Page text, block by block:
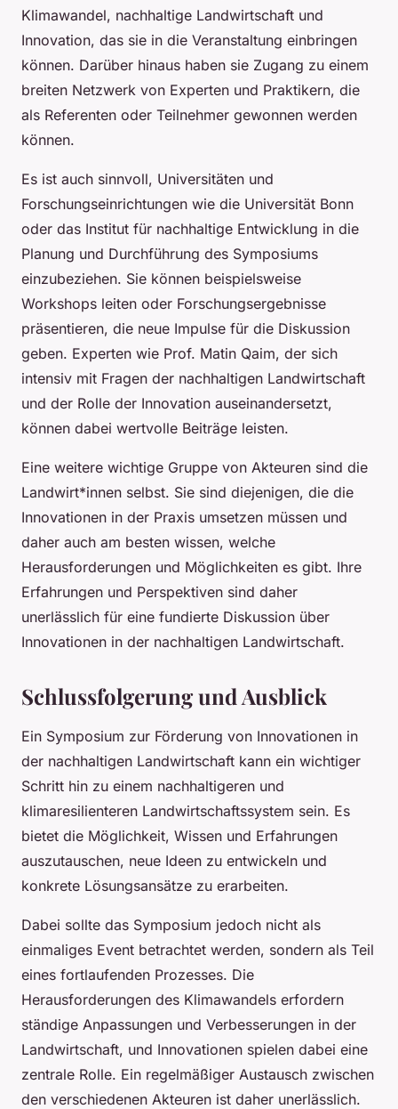
Klimawandel, nachhaltige Landwirtschaft und
Innovation, das sie in die Veranstaltung einbringen
können. Darüber hinaus haben sie Zugang zu einem
breiten Netzwerk von Experten und Praktikern, die
als Referenten oder Teilnehmer gewonnen werden
können.
Es ist auch sinnvoll, Universitäten und
Forschungseinrichtungen wie die Universität Bonn
oder das Institut für nachhaltige Entwicklung in die
Planung und Durchführung des Symposiums
einzubeziehen. Sie können beispielsweise
Workshops leiten oder Forschungsergebnisse
präsentieren, die neue Impulse für die Diskussion
geben. Experten wie Prof. Matin Qaim, der sich
intensiv mit Fragen der nachhaltigen Landwirtschaft
und der Rolle der Innovation auseinandersetzt,
können dabei wertvolle Beiträge leisten.
Eine weitere wichtige Gruppe von Akteuren sind die
Landwirt*innen selbst. Sie sind diejenigen, die die
Innovationen in der Praxis umsetzen müssen und
daher auch am besten wissen, welche
Herausforderungen und Möglichkeiten es gibt. Ihre
Erfahrungen und Perspektiven sind daher
unerlässlich für eine fundierte Diskussion über
Innovationen in der nachhaltigen Landwirtschaft.
Schlussfolgerung und Ausblick
Ein Symposium zur Förderung von Innovationen in
der nachhaltigen Landwirtschaft kann ein wichtiger
Schritt hin zu einem nachhaltigeren und
klimaresilienteren Landwirtschaftssystem sein. Es
bietet die Möglichkeit, Wissen und Erfahrungen
auszutauschen, neue Ideen zu entwickeln und
konkrete Lösungsansätze zu erarbeiten.
Dabei sollte das Symposium jedoch nicht als
einmaliges Event betrachtet werden, sondern als Teil
eines fortlaufenden Prozesses. Die
Herausforderungen des Klimawandels erfordern
ständige Anpassungen und Verbesserungen in der
Landwirtschaft, und Innovationen spielen dabei eine
zentrale Rolle. Ein regelmäßiger Austausch zwischen
den verschiedenen Akteuren ist daher unerlässlich.